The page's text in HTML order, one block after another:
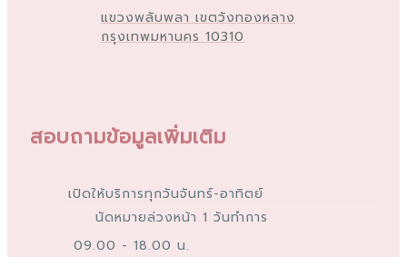
แขวงพลับพลา เขตวังทองหลาง
กรุงเทพมหานคร 10310
สอบถามข้อมูลเพิ่มเติม
เปิดให้บริการทุกวันจันทร์-อาทิตย์
นัดหมายล่วงหน้า 1 วันทำการ
09.00 - 18.00 น.